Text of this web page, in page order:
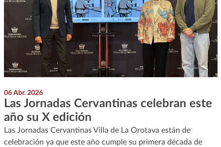
06 Abr. 2026
Las Jornadas Cervantinas celebran este
año su X edición
Las Jornadas Cervantinas Villa de La Orotava están de
celebración ya que este año cumple su primera década de